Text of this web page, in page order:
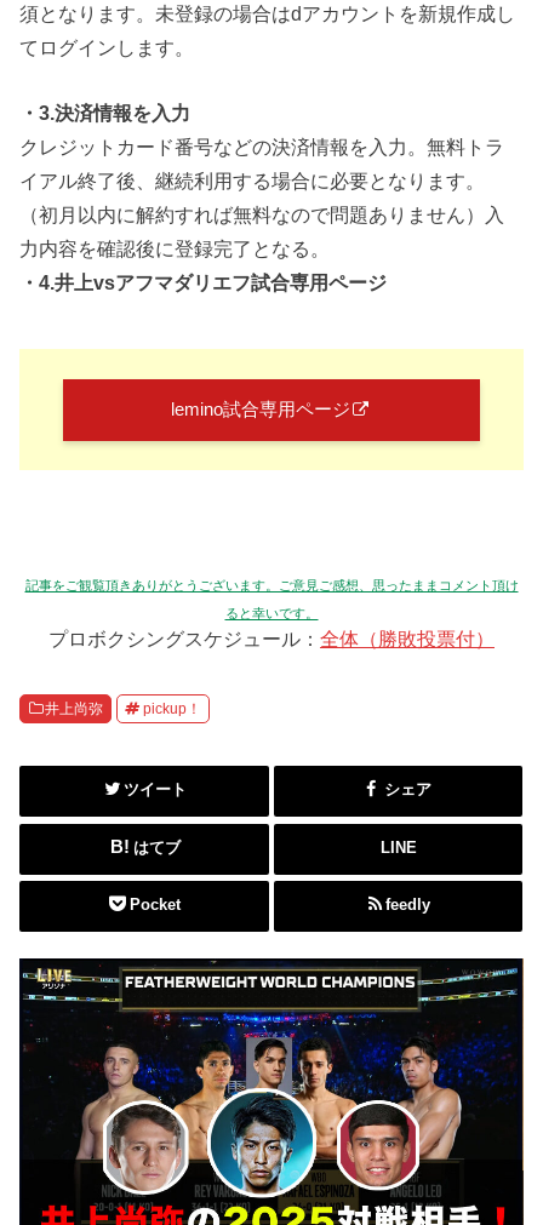
須となります。未登録の場合はdアカウントを新規作成し
てログインします。
・3.決済情報を入力
クレジットカード番号などの決済情報を入力。無料トラ
イアル終了後、継続利用する場合に必要となります。
（初月以内に解約すれば無料なので問題ありません）入
力内容を確認後に登録完了となる。
・4.井上vsアフマダリエフ試合専用ページ
lemino試合専用ページ
記事をご観覧頂きありがとうございます。ご意見ご感想、思ったままコメント頂け
ると幸いです。
プロボクシングスケジュール： 全体（勝敗投票付）
井上尚弥 pickup！
ツイート シェア
はてブ LINE
Pocket feedly